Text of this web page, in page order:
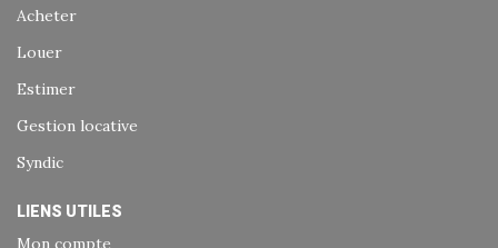
Acheter
Louer
Estimer
Gestion locative
Syndic
LIENS UTILES
Mon compte